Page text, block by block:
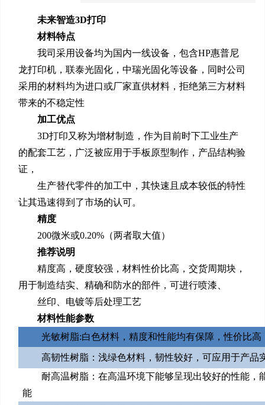
未来智造3D打印
材料特点
我司采用设备均为国内一线设备，包含HP惠普尼
龙打印机，联泰光固化，中瑞光固化等设备，同时公司
采用的材料均为进口或厂家直供材料，拒绝第三方材料
带来的不稳定性
加工优点
3D打印又称为增材制造，作为目前时下工业生产
的配套工艺，广泛被应用于手板原型制作，产品结构验
证，
生产替代零件的加工中，其快速且成本较低的特性
让其迅速得到了市场的认可。
精度
200微米或0.20%（两者取大值）
推荐说明
精度高，硬度较强，材料性价比高，交货周期块，
用于制造结实、精确和防水的部件，可进行喷漆、
丝印、电镀等后处理工艺
材料性能参数
光敏树脂:白色材料，精度和性能均有保障，性价比
高韧性树脂：浅绿色材料，韧性较好，可应用于产品
耐高温树脂：在高温环境下能够呈现出较好的性能，
能